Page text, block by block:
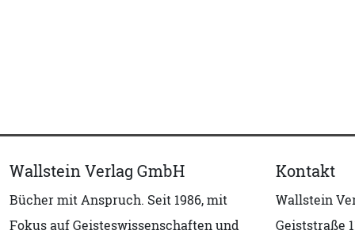
Wallstein Verlag GmbH
Bücher mit Anspruch. Seit 1986, mit
Fokus auf Geisteswissenschaften und
Kontakt
Wallstein
Geiststraße